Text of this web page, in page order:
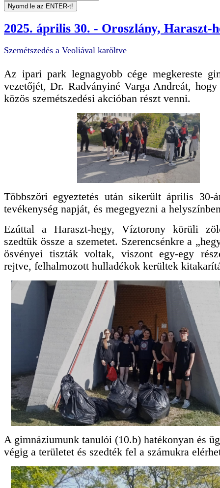
2025. április 30. - Oroszlány, Haraszt-
Szemétszedés a Veoliával karöltve
Az ipari park legnagyobb cége megkereste
vezetőjét, Dr. Radványiné Varga Andreát, hogy
közös szemétszedési akcióban részt venni.
Többszöri egyeztetés után sikerült április 30-
tevékenység napját, és megegyezni a
Ezúttal a Haraszt-hegy, Víztorony körüli
szedtük össze a szemetet. Szerencsénkre a
ösvényei tiszták voltak, viszont egy-egy
rejtve, felhalmozott hulladékok kerültek
A gimnáziumunk tanulói (10.b) hatékonyan és
végig a területet és szedték fel a számukra